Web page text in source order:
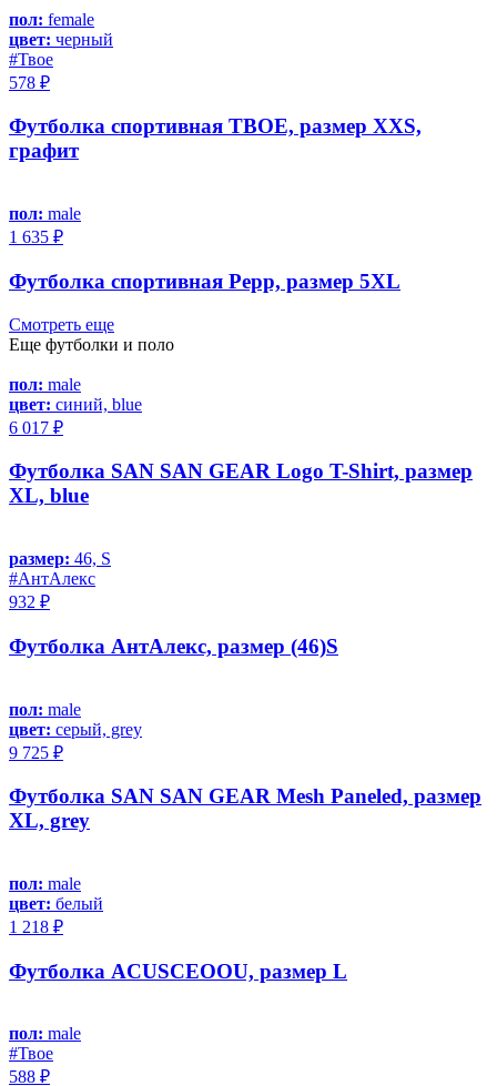
пол: female
цвет: черный
#Твое
578 ₽
Футболка спортивная ТВОЕ, размер XXS,
графит
пол: male
1 635 ₽
Футболка спортивная Pepp, размер 5XL
Смотреть еще
Еще футболки и поло
пол: male
цвет: синий, blue
6 017 ₽
Футболка SAN SAN GEAR Logo T-Shirt, размер
XL, blue
размер: 46, S
#АнтАлекс
932 ₽
Футболка АнтАлекс, размер (46)S
пол: male
цвет: серый, grey
9 725 ₽
Футболка SAN SAN GEAR Mesh Paneled, размер
XL, grey
пол: male
цвет: белый
1 218 ₽
Футболка ACUSCEOOU, размер L
пол: male
#Твое
588 ₽